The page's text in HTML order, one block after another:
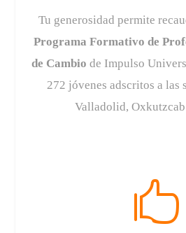
Tu generosidad permite
Programa Formativo de
de Cambio de Impulso
272 jóvenes adscritos a las
Valladolid,
